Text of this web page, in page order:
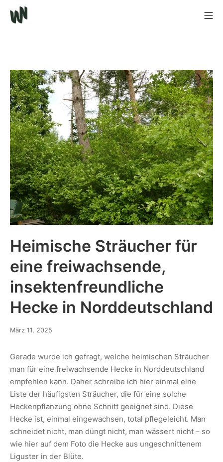
Heimische Sträucher für
eine freiwachsende,
insektenfreundliche
Hecke in Norddeutschland
März 11, 2025
Gerade wurde ich gefragt, welche heimischen Sträucher
man für eine freiwachsende Hecke in Norddeutschland
empfehlen kann. Daher schreibe ich hier einmal eine
Liste der häufigsten Sträucher, die für eine solche
Heckenpflanzung ohne Schnitt geeignet sind. Diese
Hecke ist, einmal eingewachsen, total pflegeleicht. Man
schneidet nicht, man düngt nicht, man wässert nicht – so
wie hier auf dem Foto die Hecke aus ungeschnittenem
Liguster in der Blüte.